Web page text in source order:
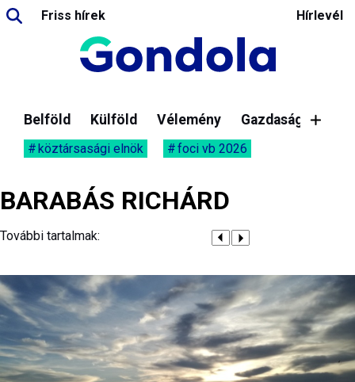
Friss hírek Hírlevél
Belföld Külföld Vélemény Gazdaság
köztársasági elnök foci vb 2026
BARABÁS RICHÁRD
További tartalmak: